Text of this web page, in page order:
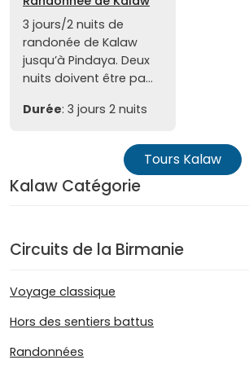
3 jours/2 nuits de
randonée de Kalaw
jusqu’à Pindaya. Deux
nuits doivent être pa...
Durée: 3 jours 2 nuits
Tours Kalaw
Kalaw Catégorie
Circuits de la Birmanie
Voyage classique
Hors des sentiers battus
Randonnées